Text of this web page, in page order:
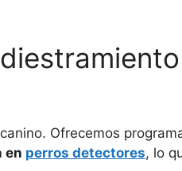
Ofrecemos
en perros detectores, lo